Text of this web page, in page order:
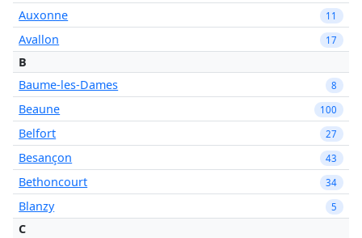
Auxonne 11
Avallon 17
B
Baume-les-Dames
8
Beaune 100
Belfort 27
Besançon 43
Bethoncourt 34
Blanzy 5
C